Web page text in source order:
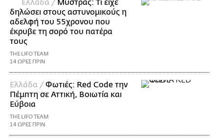
Ελλάδα / Μυστράς: Τι είχε
δηλώσει στους αστυνομικούς η
αδελφή του 55χρονου που
έκρυβε τη σορό του πατέρα
τους
THE LIFO TEAM
14 ΩΡΕΣ ΠΡΙΝ
Ελλάδα /Φωτιές: Red Code την
Πέμπτη σε Αττική, Βοιωτία και
Εύβοια
THE LIFO TEAM
14 ΩΡΕΣ ΠΡΙΝ